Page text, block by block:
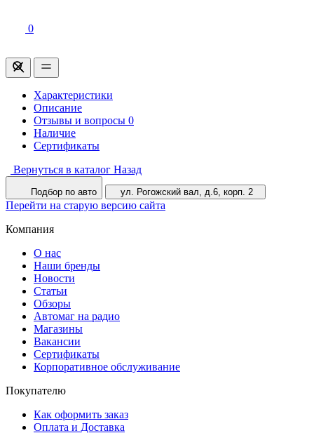
0
Характеристики
Описание
Отзывы и вопросы 0
Наличие
Сертификаты
Вернуться в каталог Назад
Подбор по авто ул. Рогожский вал, д.6, корп. 2
Перейти на старую версию сайта
Компания
О нас
Наши бренды
Новости
Статьи
Обзоры
Автомаг на радио
Магазины
Вакансии
Сертификаты
Корпоративное обслуживание
Покупателю
Как оформить заказ
Оплата и Доставка